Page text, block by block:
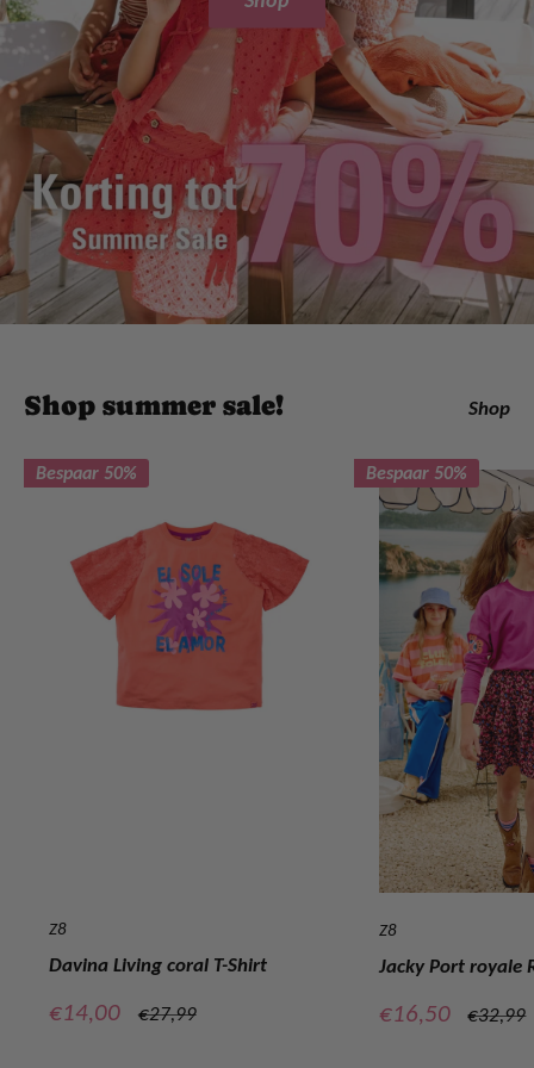
Shop summer sale! Shop
Bespaar 50%
Z8
Davina Living coral T-Shirt
Verkoopprijs
€14,00
Normale
€27,99
Bespaar 50%
Z8
Jacky Port royale
Verkoopprijs
€16,50 €32,99